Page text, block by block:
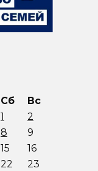
Сб
Вс
1
2
8
9
15
16
22
23